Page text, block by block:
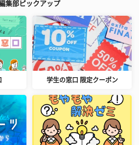
集部ピックアップ
学生の窓口 限定クーポン